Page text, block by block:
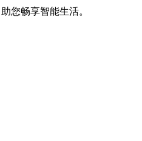
您畅享智能生活。